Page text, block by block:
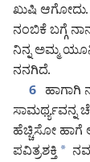
ಖುಷಿ ಆಗೋದು.
ನಂಬಿಕೆ ಬಗ್ಗೆ
ನಿನ್ನ ಅಮ್ಮ
ನನಗಿದೆ.
6 ಹಾಗಾಗಿ
ಸಾಮರ್ಥ್ಯವನ್ನ
ಹೆಚ್ಚಿಸೋ ಹಾಗೆ
ಪವಿತ್ರಶಕ್ತಿ *